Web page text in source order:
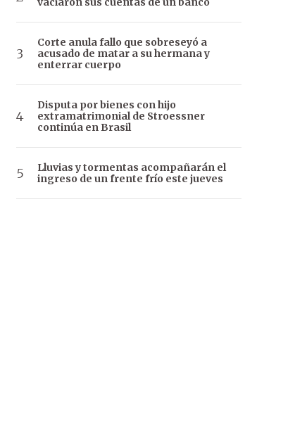
Corte anula fallo que sobreseyó a
acusado de matar a su hermana y
enterrar cuerpo
Disputa por bienes con hijo
extramatrimonial de Stroessner
continúa en Brasil
Lluvias y tormentas acompañarán el
ingreso de un frente frío este jueves